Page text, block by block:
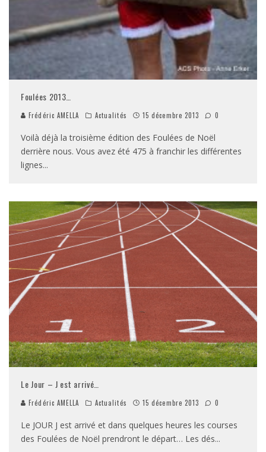
Foulées 2013…
Frédéric AMELLA Actualités 15 décembre 2013 0
Voilà déjà la troisième édition des Foulées de Noël
derrière nous. Vous avez été 475 à franchir les différentes
lignes...
Le Jour – J est arrivé…
Frédéric AMELLA Actualités 15 décembre 2013 0
Le JOUR J est arrivé et dans quelques heures les courses
des Foulées de Noël prendront le départ… Les dés...